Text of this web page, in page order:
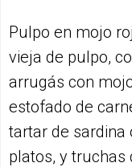
Pulpo en mojo
vieja de pulpo,
arrugás con
estofado de
tartar de sardina
platos, y truchas